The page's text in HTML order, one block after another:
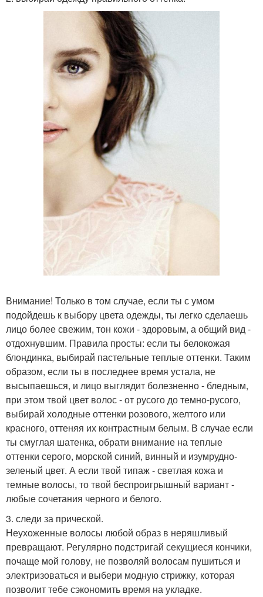
Внимание! Только в том случае, если ты с умом
подойдешь к выбору цвета одежды, ты легко сделаешь
лицо более свежим, тон кожи - здоровым, а общий вид -
отдохнувшим. Правила просты: если ты белокожая
блондинка, выбирай пастельные теплые оттенки. Таким
образом, если ты в последнее время устала, не
высыпаешься, и лицо выглядит болезненно - бледным,
при этом твой цвет волос - от русого до темно-русого,
выбирай холодные оттенки розового, желтого или
красного, оттеняя их контрастным белым. В случае если
ты смуглая шатенка, обрати внимание на теплые
оттенки серого, морской синий, винный и изумрудно-
зеленый цвет. А если твой типаж - светлая кожа и
темные волосы, то твой беспроигрышный вариант -
любые сочетания черного и белого.
3. следи за прической.
Неухоженные волосы любой образ в неряшливый
превращают. Регулярно подстригай секущиеся кончики,
почаще мой голову, не позволяй волосам пушиться и
электризоваться и выбери модную стрижку, которая
позволит тебе сэкономить время на укладке.